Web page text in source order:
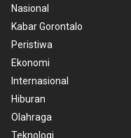
Nasional
Kabar Gorontalo
Peristiwa
Ekonomi
Internasional
Hiburan
Olahraga
Teknologi